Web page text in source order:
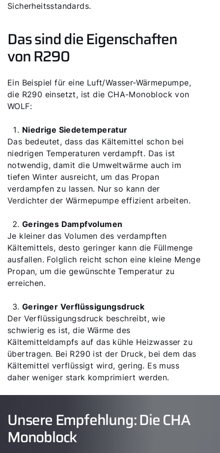
Sicherheitsstandards.
Das sind die Eigenschaften
von R290
Ein Beispiel für eine Luft/Wasser-Wärmepumpe,
die R290 einsetzt, ist die CHA-Monoblock von
WOLF:
Niedrige Siedetemperatur
Das bedeutet, dass das Kältemittel schon bei
niedrigen Temperaturen verdampft. Das ist
notwendig, damit die Umweltwärme auch im
tiefen Winter ausreicht, um das Propan
verdampfen zu lassen. Nur so kann der
Verdichter der Wärmepumpe effizient arbeiten.
Geringes Dampfvolumen
Je kleiner das Volumen des verdampften
Kältemittels, desto geringer kann die Füllmenge
ausfallen. Folglich reicht schon eine kleine Menge
Propan, um die gewünschte Temperatur zu
erreichen.
Geringer Verflüssigungsdruck
Der Verflüssigungsdruck beschreibt, wie
schwierig es ist, die Wärme des
Kältemitteldampfs auf das kühle Heizwasser zu
übertragen. Bei R290 ist der Druck, bei dem das
Kältemittel verflüssigt wird, gering. Es muss
daher weniger stark komprimiert werden.
Unsere Empfehlung: Die CHA
Monoblock